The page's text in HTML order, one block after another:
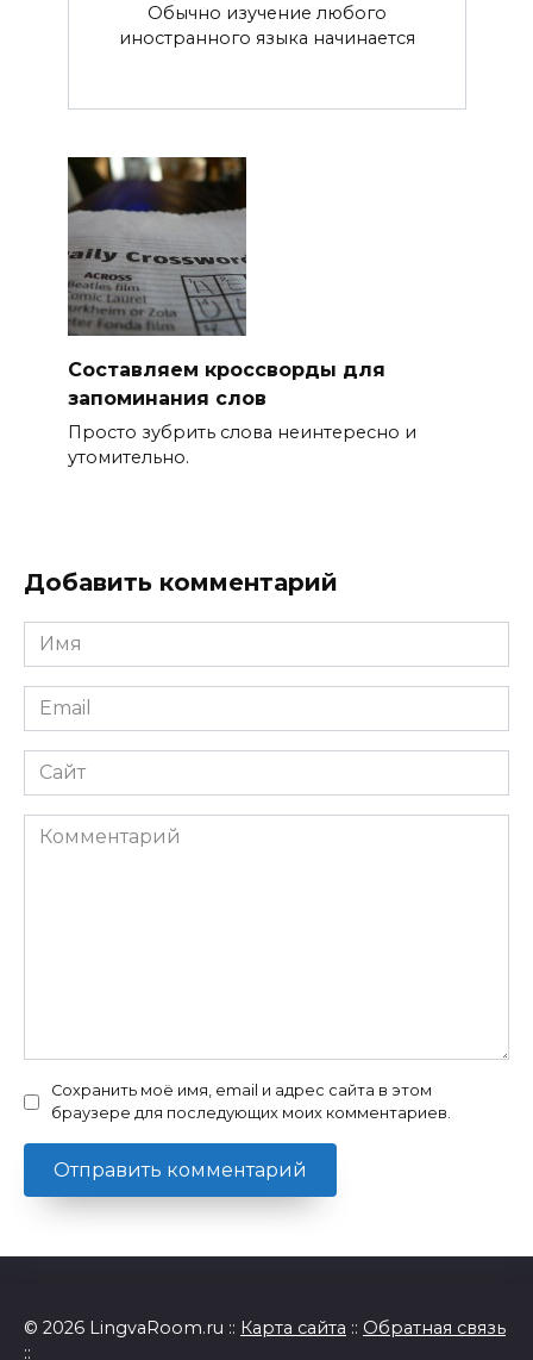
Обычно изучение любого
иностранного языка начинается
Составляем кроссворды для
запоминания слов
Просто зубрить слова неинтересно и
утомительно.
Добавить комментарий
Имя
*
Email
*
Сайт
Комментарий
Сохранить моё имя, email и адрес сайта в этом
браузере для последующих моих комментариев.
© 2026 LingvaRoom.ru :: Карта сайта :: Обратная связь
::